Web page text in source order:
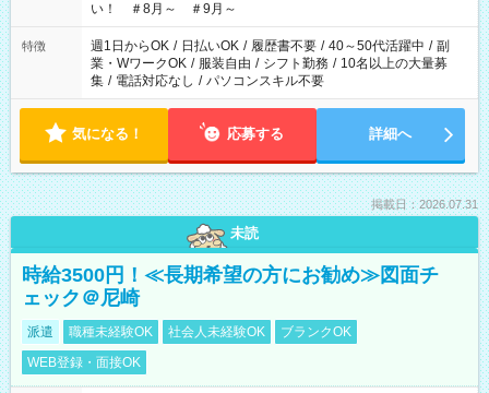
い！ ＃8月～ ＃9月～
特徴 週1日からOK / 日払いOK / 履歴書不要 / 40～50代活躍中 / 副
業・WワークOK / 服装自由 / シフト勤務 / 10名以上の大量募
集 / 電話対応なし / パソコンスキル不要
気になる！ 応募する 詳細へ
掲載日：2026.07.31
未読
時給3500円！≪長期希望の方にお勧め≫図面チ
ェック＠尼崎
派遣 職種未経験OK 社会人未経験OK
ブランクOK
WEB登録・面接OK